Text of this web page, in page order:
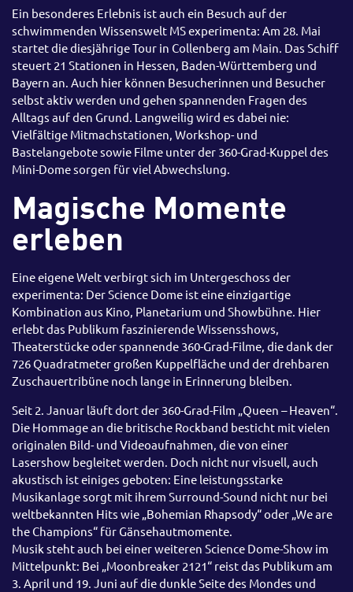
Ein besonderes Erlebnis ist auch ein Besuch auf der
schwimmenden Wissenswelt MS experimenta: Am 28. Mai
startet die diesjährige Tour in Collenberg am Main. Das Schiff
steuert 21 Stationen in Hessen, Baden-Württemberg und
Bayern an. Auch hier können Besucherinnen und Besucher
selbst aktiv werden und gehen spannenden Fragen des
Alltags auf den Grund. Langweilig wird es dabei nie:
Vielfältige Mitmachstationen, Workshop- und
Bastelangebote sowie Filme unter der 360-Grad-Kuppel des
Mini-Dome sorgen für viel Abwechslung.
Magische Momente
erleben
Eine eigene Welt verbirgt sich im Untergeschoss der
experimenta: Der Science Dome ist eine einzigartige
Kombination aus Kino, Planetarium und Showbühne. Hier
erlebt das Publikum faszinierende Wissensshows,
Theaterstücke oder spannende 360-Grad-Filme, die dank der
726 Quadratmeter großen Kuppelfläche und der drehbaren
Zuschauertribüne noch lange in Erinnerung bleiben.
Seit 2. Januar läuft dort der 360-Grad-Film „Queen – Heaven“.
Die Hommage an die britische Rockband besticht mit vielen
originalen Bild- und Videoaufnahmen, die von einer
Lasershow begleitet werden. Doch nicht nur visuell, auch
akustisch ist einiges geboten: Eine leistungsstarke
Musikanlage sorgt mit ihrem Surround-Sound nicht nur bei
weltbekannten Hits wie „Bohemian Rhapsody“ oder „We are
the Champions“ für Gänsehautmomente.
Musik steht auch bei einer weiteren Science Dome-Show im
Mittelpunkt: Bei „Moonbreaker 2121“ reist das Publikum am
3. April und 19. Juni auf die dunkle Seite des Mondes und